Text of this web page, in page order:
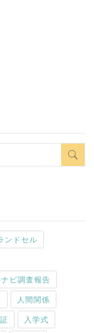
ンドセル
ビ調査報告
人間関係
入学式